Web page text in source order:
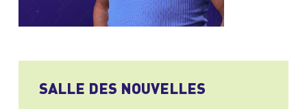
SALLE DES NOUVELLES